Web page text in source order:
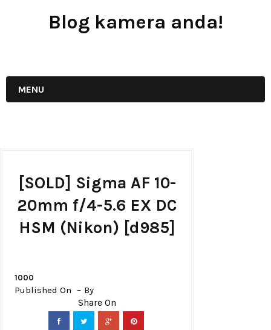
Blog kamera anda!
MENU
[SOLD] Sigma AF 10-
20mm f/4-5.6 EX DC
HSM (Nikon) [d985]
1000
Published On By